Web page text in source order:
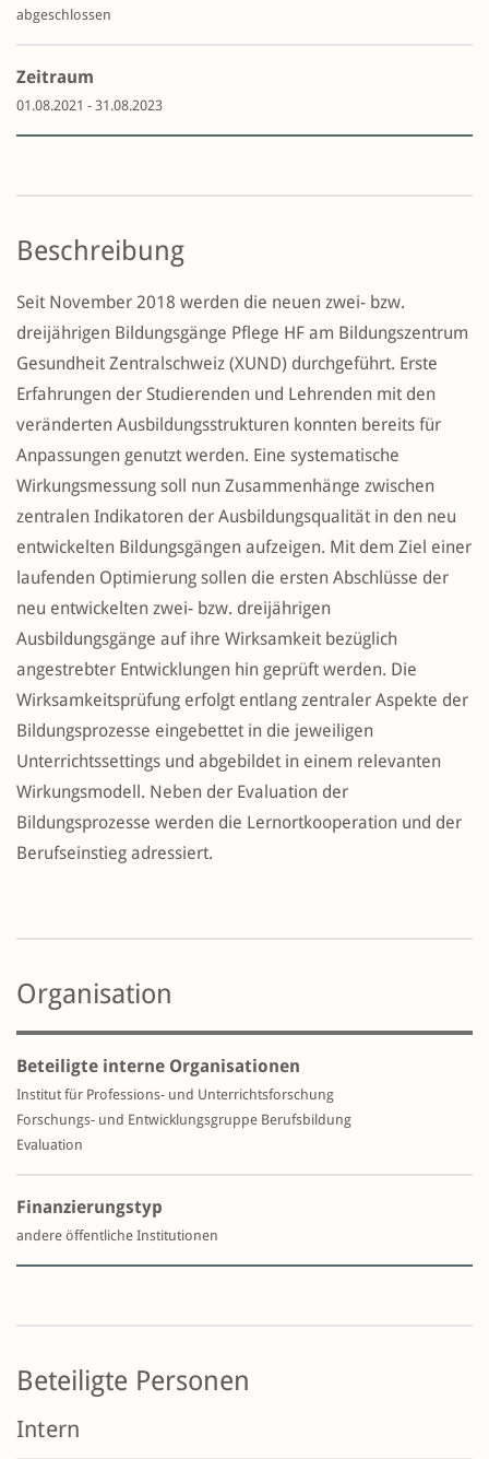
abgeschlossen
Zeitraum
01.08.2021 - 31.08.2023
Beschreibung
Seit November 2018 werden die neuen zwei- bzw.
dreijährigen Bildungsgänge Pflege HF am Bildungszentrum
Gesundheit Zentralschweiz (XUND) durchgeführt. Erste
Erfahrungen der Studierenden und Lehrenden mit den
veränderten Ausbildungsstrukturen konnten bereits für
Anpassungen genutzt werden. Eine systematische
Wirkungsmessung soll nun Zusammenhänge zwischen
zentralen Indikatoren der Ausbildungsqualität in den neu
entwickelten Bildungsgängen aufzeigen. Mit dem Ziel einer
laufenden Optimierung sollen die ersten Abschlüsse der
neu entwickelten zwei- bzw. dreijährigen
Ausbildungsgänge auf ihre Wirksamkeit bezüglich
angestrebter Entwicklungen hin geprüft werden. Die
Wirksamkeitsprüfung erfolgt entlang zentraler Aspekte der
Bildungsprozesse eingebettet in die jeweiligen
Unterrichtssettings und abgebildet in einem relevanten
Wirkungsmodell. Neben der Evaluation der
Bildungsprozesse werden die Lernortkooperation und der
Berufseinstieg adressiert.
Organisation
Beteiligte interne Organisationen
Institut für Professions- und Unterrichtsforschung
Forschungs- und Entwicklungsgruppe Berufsbildung
Evaluation
Finanzierungstyp
andere öffentliche Institutionen
Beteiligte Personen
Intern